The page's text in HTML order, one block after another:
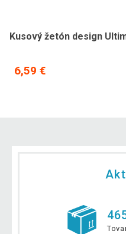
Kusový žetón design
6,59 €